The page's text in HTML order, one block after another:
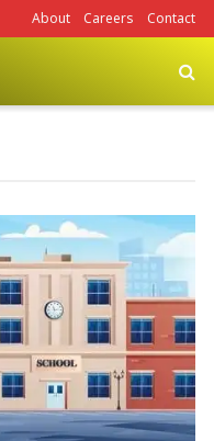
About Careers Contact